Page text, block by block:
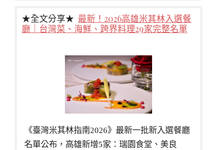
★全文分享★ 最新！2026高雄米其林入選餐
廳｜台灣菜、海鮮、跨界料理29家完整名單
《臺灣米其林指南2026》最新一批新入選餐廳
名單公布，高雄新增5家：瑞園食堂、美良